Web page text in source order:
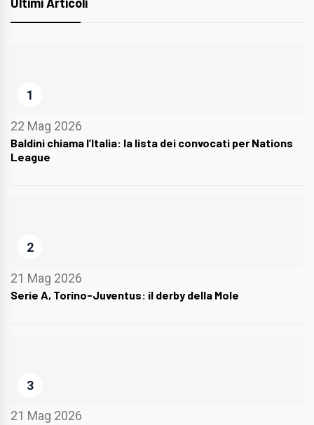
1
22 Mag 2026
Baldini chiama l’Italia: la lista dei convocati per Nations
League
2
21 Mag 2026
Serie A, Torino-Juventus: il derby della Mole
3
21 Mag 2026